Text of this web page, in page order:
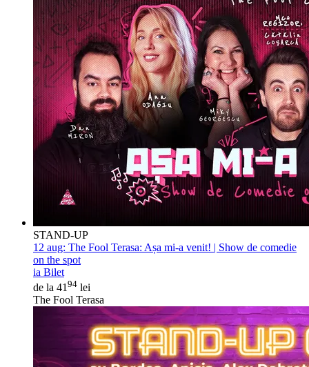
STAND-UP
12 aug: The Fool Terasa: Așa mi-a venit! | Show de comedie
on the spot
ia Bilet
de la 41 94 lei
The Fool Terasa